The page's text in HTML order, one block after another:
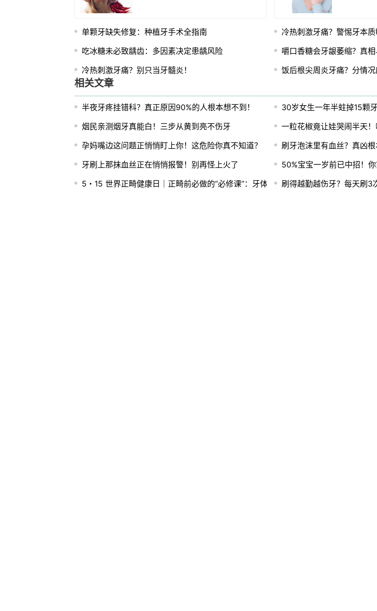
单颗牙缺失修复：种植牙手术全指南
冷热刺激牙痛？警惕牙本
吃冰糖未必致龋齿：多因素决定患龋风险
嚼口香糖会牙龈萎缩？真
冷热刺激牙痛？别只当牙髓炎！
饭后根尖周炎牙痛？分情
相关文章
半夜牙疼挂错科？真正原因90%的人根本想不到！
30岁女生一年半蛀掉15颗
烟民亲测烟牙真能白！三步从黄到亮不伤牙
一粒花椒竟让娃哭闹半天
孕妈嘴边这问题正悄悄盯上你！这危险你真不知道？
刷牙泡沫里有血丝？真凶
牙刷上那抹血丝正在悄悄报警！别再怪上火了
50%宝宝一岁前已中招！你
5・15 世界正畸健康日｜正畸前必做的“必修课”：牙体牙髓健康，决定了正畸能否顺
刷得越勤越伤牙？每天刷3